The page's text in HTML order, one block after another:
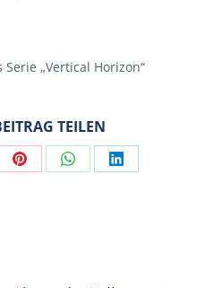
Serie „Vertical Horizon“
TEILEN
Share Share Share